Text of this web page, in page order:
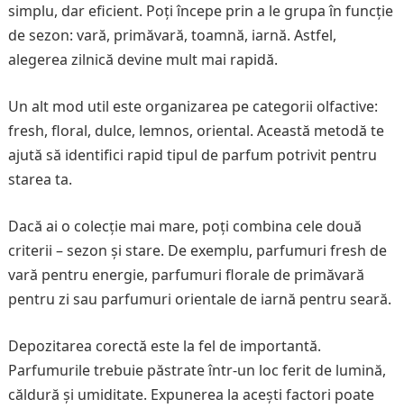
simplu, dar eficient. Poți începe prin a le grupa în funcție
de sezon: vară, primăvară, toamnă, iarnă. Astfel,
alegerea zilnică devine mult mai rapidă.
Un alt mod util este organizarea pe categorii olfactive:
fresh, floral, dulce, lemnos, oriental. Această metodă te
ajută să identifici rapid tipul de parfum potrivit pentru
starea ta.
Dacă ai o colecție mai mare, poți combina cele două
criterii – sezon și stare. De exemplu, parfumuri fresh de
vară pentru energie, parfumuri florale de primăvară
pentru zi sau parfumuri orientale de iarnă pentru seară.
Depozitarea corectă este la fel de importantă.
Parfumurile trebuie păstrate într-un loc ferit de lumină,
căldură și umiditate. Expunerea la acești factori poate